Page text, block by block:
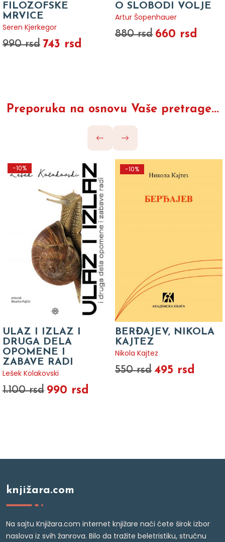
FILOZOFSKE
MRVICE
Seren Kjerkegor
990 rsd 743 rsd
O SLOBODI VOLJE
Artur Šopenhauer
880 rsd 660 rsd
Preporuka na osnovu Vaše pretrage...
-10%
ULAZ I IZLAZ I
DRUGA DELA
OPOMENE I
ZABAVE RADI
Lešek Kolakovski
1.100 rsd 990 rsd
-10%
BERĐAJEV, NIKOLA
KAJTEZ
Nikola Kajtez
550 rsd 495 rsd
knjižara.com
Na sajtu Knjižara.com internet knjižare naći ćete širok izbor
naslova iz svih žanrova. Bilo da tražite beletristiku, stručnu